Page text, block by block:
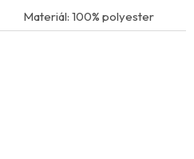
Materiál: 100% polyester